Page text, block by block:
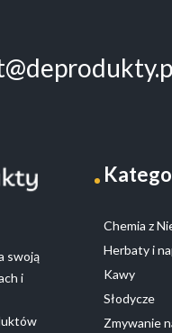
swoją
i
Chemia z
Herbaty i
Kawy
Słodycze
Zmywanie